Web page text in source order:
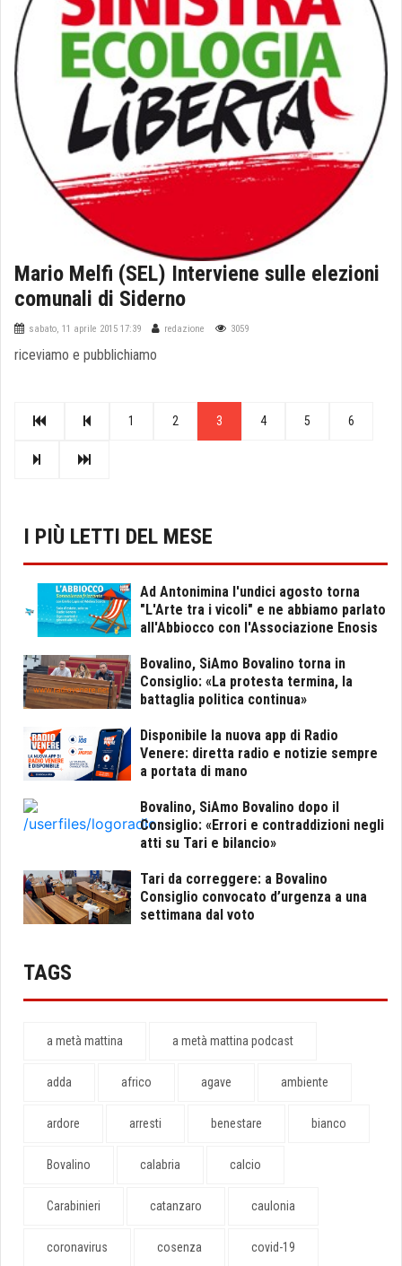
Mario Melfi (SEL) Interviene sulle elezioni
comunali di Siderno
sabato, 11 aprile 2015 17:39 redazione 3059
riceviamo e pubblichiamo
1 2 3 4 5 6
I PIÙ LETTI DEL MESE
Ad Antonimina l'undici agosto torna
"L'Arte tra i vicoli" e ne abbiamo parlato
all'Abbiocco con l'Associazione Enosis
Bovalino, SiAmo Bovalino torna in
Consiglio: «La protesta termina, la
battaglia politica continua»
Disponibile la nuova app di Radio
Venere: diretta radio e notizie sempre
a portata di mano
Bovalino, SiAmo Bovalino dopo il
Consiglio: «Errori e contraddizioni negli
atti su Tari e bilancio»
Tari da correggere: a Bovalino
Consiglio convocato d’urgenza a una
settimana dal voto
TAGS
a metà mattina a metà mattina podcast
adda africo agave ambiente
ardore arresti benestare bianco
Bovalino calabria calcio
Carabinieri catanzaro caulonia
coronavirus cosenza covid-19